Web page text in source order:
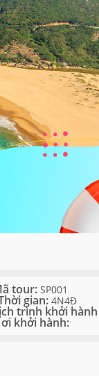
tour:SP001
gian:4N4Đ
trình khởi
khởi hành: